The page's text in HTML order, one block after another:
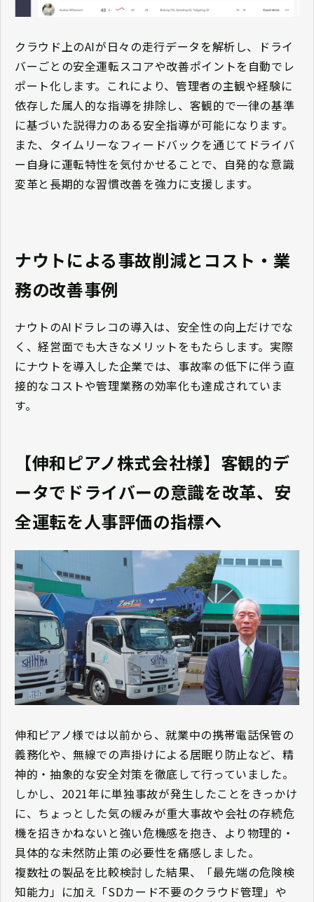
クラウド上のAIが日々の走行データを解析し、ドライ
バーごとの安全運転スコアや改善ポイントを自動でレ
ポート化します。これにより、管理者の主観や経験に
依存した属人的な指導を排除し、客観的で一律の基準
に基づいた説得力のある安全指導が可能になります。
また、タイムリーなフィードバックを通じてドライバ
ー自身に運転特性を気付かせることで、自発的な意識
変革と長期的な習慣改善を強力に支援します。
ナウトによる事故削減とコスト・業
務の改善事例
ナウトのAIドラレコの導入は、安全性の向上だけでな
く、経営面でも大きなメリットをもたらします。実際
にナウトを導入した企業では、事故率の低下に伴う直
接的なコストや管理業務の効率化も達成されていま
す。
【伸和ピアノ株式会社様】客観的デ
ータでドライバーの意識を改革、安
全運転を人事評価の指標へ
伸和ピアノ様では以前から、就業中の携帯電話保管の
義務化や、無線での声掛けによる居眠り防止など、精
神的・抽象的な安全対策を徹底して行っていました。
しかし、2021年に単独事故が発生したことをきっかけ
に、ちょっとした気の緩みが重大事故や会社の存続危
機を招きかねないと強い危機感を抱き、より物理的・
具体的な未然防止策の必要性を痛感しました。
複数社の製品を比較検討した結果、「最先端の危険検
知能力」に加え「SDカード不要のクラウド管理」や